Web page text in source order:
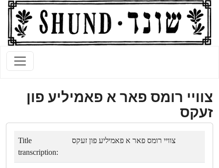
צוויי רומס פאר א פאמיליע פון
זעקס
Title
transcription:
צוויי רומס פאר א פאמיליע פון זעקס